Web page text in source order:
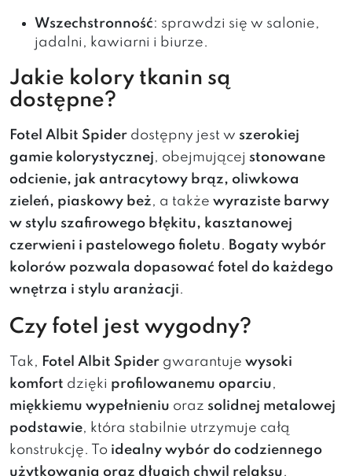
Wszechstronność: sprawdzi się w salonie,
jadalni, kawiarni i biurze.
Jakie kolory tkanin są
dostępne?
Fotel Albit Spider dostępny jest w szerokiej
gamie kolorystycznej, obejmującej stonowane
odcienie, jak antracytowy brąz, oliwkowa
zieleń, piaskowy beż, a także wyraziste barwy
w stylu szafirowego błękitu, kasztanowej
czerwieni i pastelowego fioletu. Bogaty wybór
kolorów pozwala dopasować fotel do każdego
wnętrza i stylu aranżacji.
Czy fotel jest wygodny?
Tak, Fotel Albit Spider gwarantuje wysoki
komfort dzięki profilowanemu oparciu,
miękkiemu wypełnieniu oraz solidnej metalowej
podstawie, która stabilnie utrzymuje całą
konstrukcję. To idealny wybór do codziennego
użytkowania oraz długich chwil relaksu.